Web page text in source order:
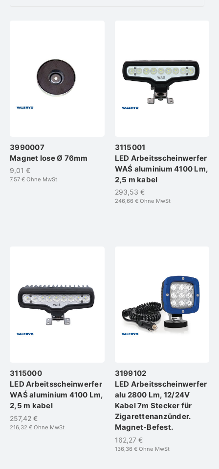
3990007
Magnet lose Ø 76mm
9,01 €
7,57 € Ohne MwSt
3115001
LED Arbeitsscheinwerfer
WAŚ aluminium 4100 Lm,
2,5 m kabel
293,53 €
246,66 €Ohne MwSt
3115000
LED Arbeitsscheinwerfer
WAŚ aluminium 4100 Lm,
2,5 m kabel
257,42 €
216,32 € Ohne MwSt
3199102
LED Arbeitsscheinwerfer
alu 2800 Lm, 12/24V
Kabel 7m Stecker für
Zigarettenanzünder.
Magnet-Befest.
162,27 €
136,36 €Ohne MwSt